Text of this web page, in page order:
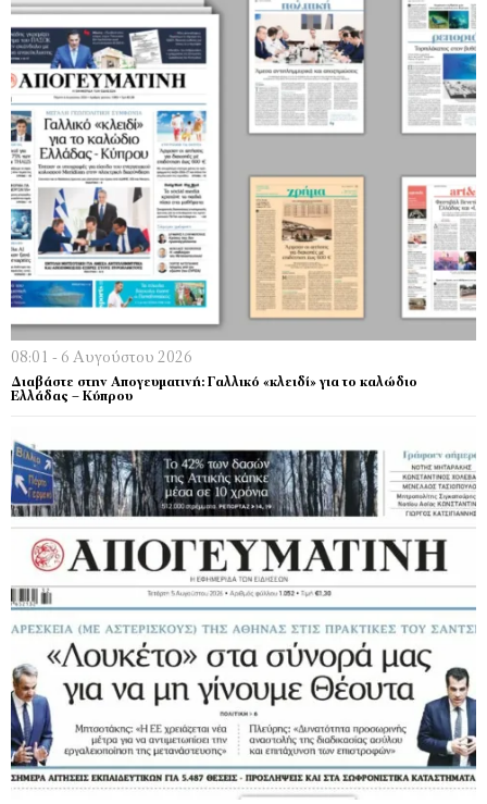
08:01 - 6 Αυγούστου 2026
Διαβάστε στην Απογευματινή: Γαλλικό «κλειδί» για το καλώδιο
Ελλάδας – Κύπρου